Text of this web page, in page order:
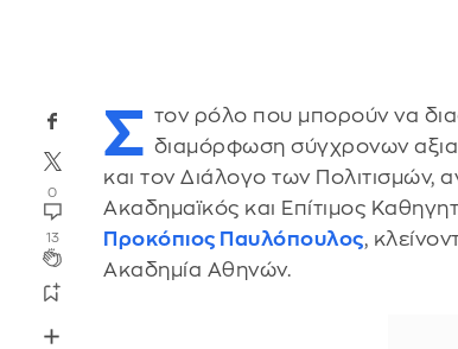
0
13
Σ τον ρόλο που μπορούν να
διαμόρφωση σύγχρονων
και τον Διάλογο των
Ακαδημαϊκός και Επίτιμος
Προκόπιος Παυλόπουλος,
Ακαδημία Αθηνών.